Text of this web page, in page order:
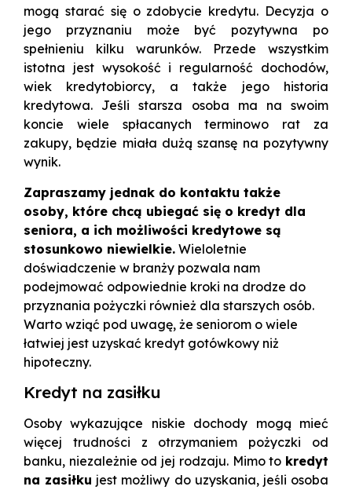
mogą starać się o zdobycie kredytu. Decyzja o
jego przyznaniu może być pozytywna po
spełnieniu kilku warunków. Przede wszystkim
istotna jest wysokość i regularność dochodów,
wiek kredytobiorcy, a także jego historia
kredytowa. Jeśli starsza osoba ma na swoim
koncie wiele spłacanych terminowo rat za
zakupy, będzie miała dużą szansę na pozytywny
wynik.
Zapraszamy jednak do kontaktu także
osoby, które chcą ubiegać się o kredyt dla
seniora, a ich możliwości kredytowe są
stosunkowo niewielkie. Wieloletnie
doświadczenie w branży pozwala nam
podejmować odpowiednie kroki na drodze do
przyznania pożyczki również dla starszych osób.
Warto wziąć pod uwagę, że seniorom o wiele
łatwiej jest uzyskać kredyt gotówkowy niż
hipoteczny.
Kredyt na zasiłku
Osoby wykazujące niskie dochody mogą mieć
więcej trudności z otrzymaniem pożyczki od
banku, niezależnie od jej rodzaju. Mimo to kredyt
na zasiłku jest możliwy do uzyskania, jeśli osoba